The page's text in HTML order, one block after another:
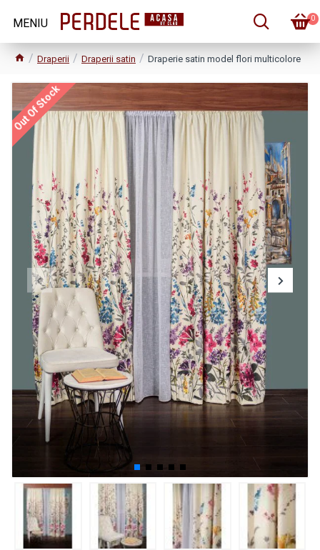
0
Draperii Draperii satin Draperie satin model flori multicolore
Out Of Stock